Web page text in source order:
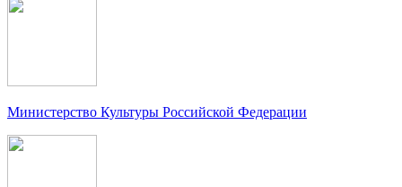
Министерство Культуры Российской Федерации